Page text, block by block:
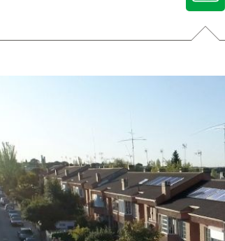
para Multimedia
para Redes sociales